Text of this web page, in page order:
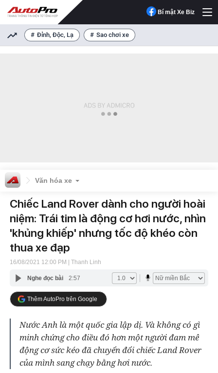
Bí mật Xe Biz
Đỉnh, Độc, Lạ Sao chơi xe
Văn hóa xe
Chiếc Land Rover dành cho người hoài
niệm: Trái tim là động cơ hơi nước, nhìn
'khủng khiếp' nhưng tốc độ khéo còn
thua xe đạp
16/08/2021 12:00 PM | Thanh Linh
Nghe đọc bài 2:57
Thêm AutoPro trên Google
Nước Anh là một quốc gia lập dị. Và không có gì
minh chứng cho điều đó hơn một người đam mê
động cơ sức kéo đã chuyển đổi chiếc Land Rover
của mình sang chạy bằng hơi nước.